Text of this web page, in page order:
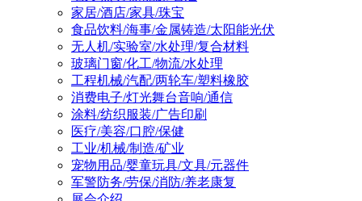
家居/酒店/家具/珠宝
食品饮料/海事/金属铸造/太阳能光伏
无人机/实验室/水处理/复合材料
玻璃门窗/化工/物流/水处理
工程机械/汽配/两轮车/塑料橡胶
消费电子/灯光舞台音响/通信
涂料/纺织服装/广告印刷
医疗/美容/口腔/保健
工业/机械/制造/矿业
宠物用品/婴童玩具/文具/元器件
军警防务/劳保/消防/养老康复